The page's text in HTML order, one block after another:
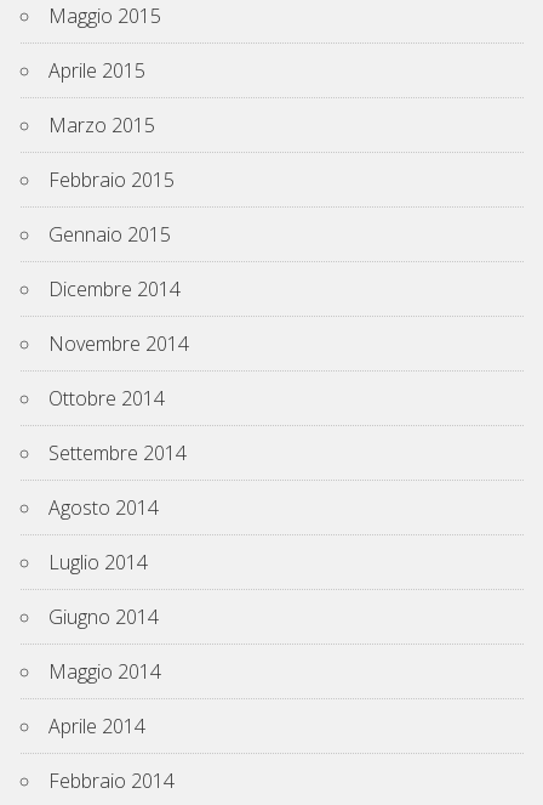
Maggio 2015
Aprile 2015
Marzo 2015
Febbraio 2015
Gennaio 2015
Dicembre 2014
Novembre 2014
Ottobre 2014
Settembre 2014
Agosto 2014
Luglio 2014
Giugno 2014
Maggio 2014
Aprile 2014
Febbraio 2014